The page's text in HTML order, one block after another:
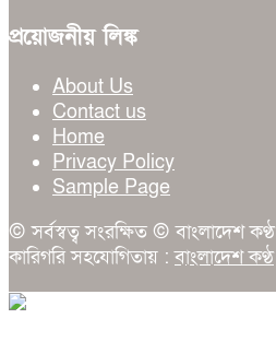
প্রয়োজনীয় লিঙ্ক
About Us
Contact us
Home
Privacy Policy
Sample Page
© সর্বস্বত্ব সংরক্ষিত © বাংলাদেশ কণ্ঠ
কারিগরি সহযোগিতায় :বাংলাদেশ কণ্ঠ